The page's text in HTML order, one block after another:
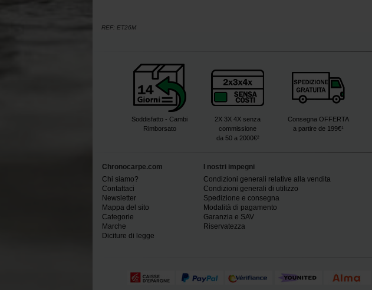
REF: ET26M
Soddisfatto - Cambi
Rimborsato
2X 3X 4X senza
commissione
da 50 a 2000€²
Consegna OFFERTA
a partire de 199€¹
Chronocarpe.com
Chi siamo?
Contattaci
Newsletter
Mappa del sito
Categorie
Marche
Diciture di legge
I nostri impegni
Condizioni generali relative alla vendita
Condizioni generali di utilizzo
Spedizione e consegna
Modalità di pagamento
Garanzia e SAV
Riservatezza